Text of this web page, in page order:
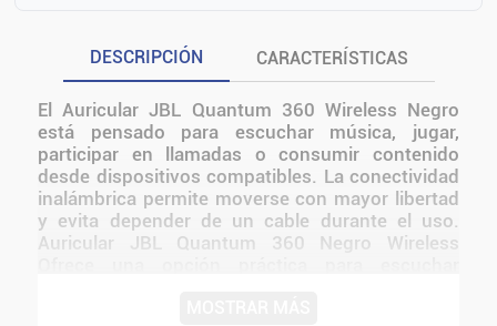
DESCRIPCIÓN CARACTERÍSTICAS
El Auricular JBL Quantum 360 Wireless Negro
está pensado para escuchar música, jugar,
participar en llamadas o consumir contenido
desde dispositivos compatibles. La conectividad
inalámbrica permite moverse con mayor libertad
y evita depender de un cable durante el uso.
Auricular JBL Quantum 360 Negro Wireless